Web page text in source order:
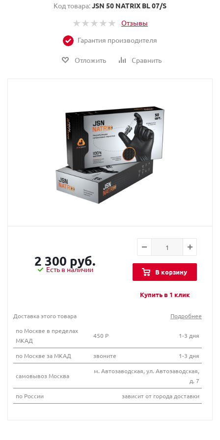
Код товара:JSN 50 NATRIX BL 07/S
Отзывы
Гарантия производителя
Отложить Сравнить
2 300 руб.
Есть в наличии В корзину
Купить в 1 клик
Доставка этого товара
Подробнее
по Москве в пределах
МКАД
450 Р 1-3 дня
по Москве за МКАД звоните 1-3 дня
самовывоз Москва
м. Автозаводская, ул. Автозаводская,
д. 7
по России
зависит от города доставки